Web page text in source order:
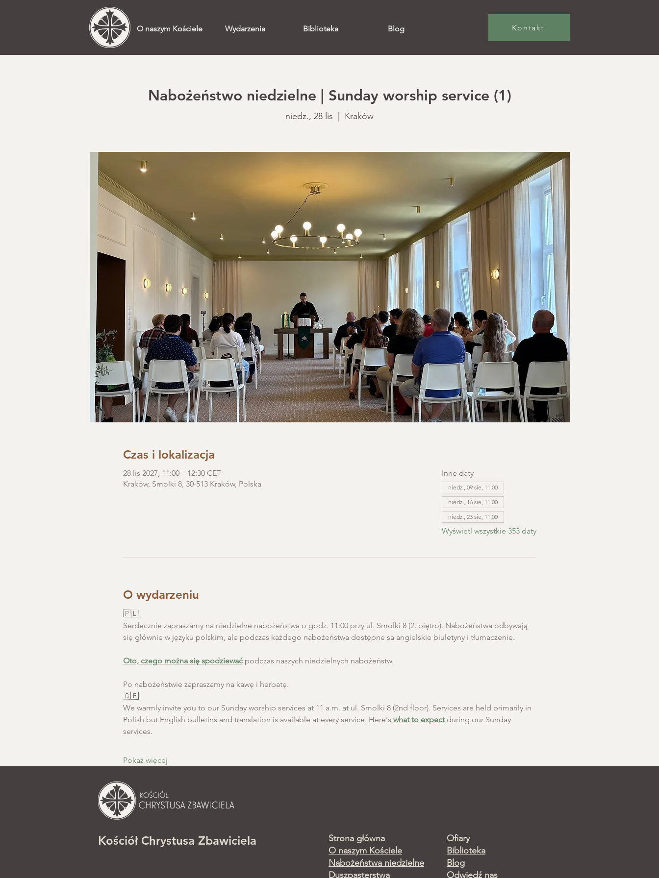
O naszym Kościele Wydarzenia Biblioteka Blog Kontakt
Nabożeństwo niedzielne | Sunday worship service (1)
niedz., 28 lis Kraków
Czas i lokalizacja
28 lis 2027, 11:00 – 12:30 CET
Kraków, Smolki 8, 30-513 Kraków, Polska
Inne daty
niedz., 09 sie, 11:00
niedz., 16 sie, 11:00
niedz., 23 sie, 11:00
Wyświetl wszystkie 353 daty
O wydarzeniu
🇵🇱
Serdecznie zapraszamy na niedzielne nabożeństwa o godz. 11:00 przy ul. Smolki 8 (2. piętro). Nabożeństwa odbywają
się głównie w języku polskim, ale podczas każdego nabożeństwa dostępne są angielskie biuletyny i tłumaczenie.
Oto, czego można się spodziewać podczas naszych niedzielnych nabożeństw.
Po nabożeństwie zapraszamy na kawę i herbatę.
🇬🇧
We warmly invite you to our Sunday worship services at 11 a.m. at ul. Smolki 8 (2nd floor). Services are held primarily in
Polish but English bulletins and translation is available at every service. Here's what to expect during our Sunday
services.
Pokaż więcej
Kościół Chrystusa Zbawiciela
Strona główna
O naszym Kościele
Nabożeństwa niedzielne
Duszpasterstwa
Ofiary
Biblioteka
Blog
Odwiedź nas